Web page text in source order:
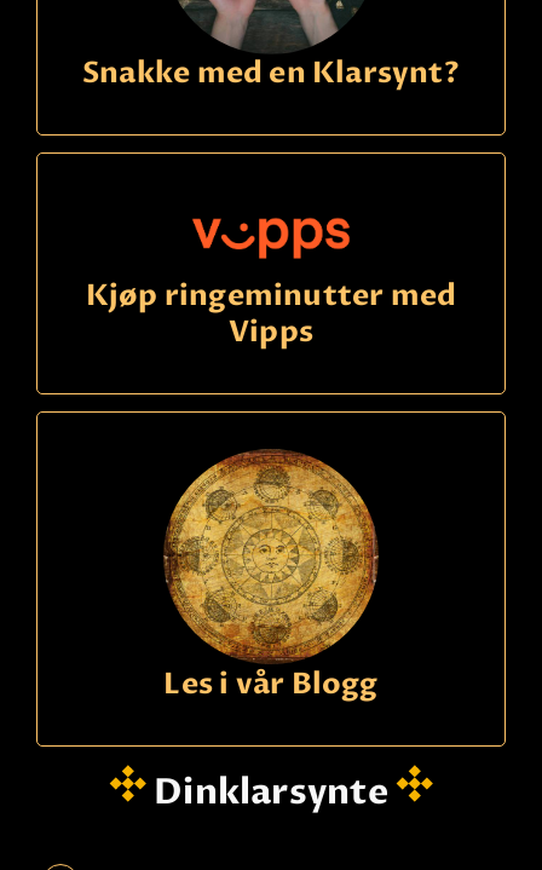
Snakke med en Klarsynt?
Kjøp ringeminutter med
Vipps
Les i vår Blogg
Dinklarsynte